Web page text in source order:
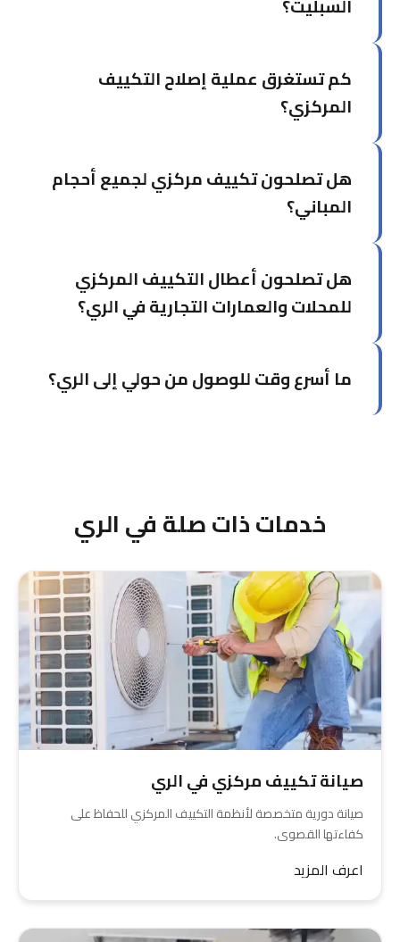
السبليت؟
النظام أكثر تعقيداً ويشمل وحدات معالجة هواء،
قنوات، وأجهزة تحكم مركزية. فريقنا مدرب خصيصاً
للتعامل مع هذه الأنظمة.
كم تستغرق عملية إصلاح التكييف
المركزي؟
البسيطة كأجهزة التحكم قد تُصلح في ساعات، بينما
الأعطال الكبيرة كالكمبروسر أو الكويلات قد تحتاج
يوماً أو أكثر.
هل تصلحون تكييف مركزي لجميع أحجام
المباني؟
إلى المجمعات التجارية والصناعية الكبيرة. لدينا
الأدوات والكوادر الكافية لأي مشروع.
هل تصلحون أعطال التكييف المركزي
للمحلات والعمارات التجارية في الري؟
للمحلات والعمارات التجارية. نتفهم أن تعطل النظام
ما أسرع وقت للوصول من حولي إلى الري؟
خدمات ذات صلة في الري
صيانة تكييف مركزي في الري
صيانة دورية متخصصة لأنظمة التكييف المركزي للحفاظ على
كفاءتها القصوى.
اعرف المزيد